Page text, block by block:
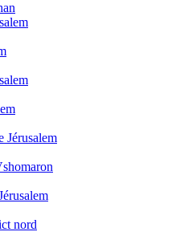
Jérusalem
nord